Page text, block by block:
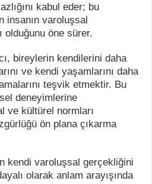
kabul eder; bu
insanın varoluşsal
olduğunu öne sürer.
bireylerin kendilerini daha
ve kendi yaşamlarını daha
teşvik etmektir. Bu
deneyimlerine
ve kültürel normları
ön plana çıkarma
kendi varoluşsal gerçekliğini
olarak anlam arayışında